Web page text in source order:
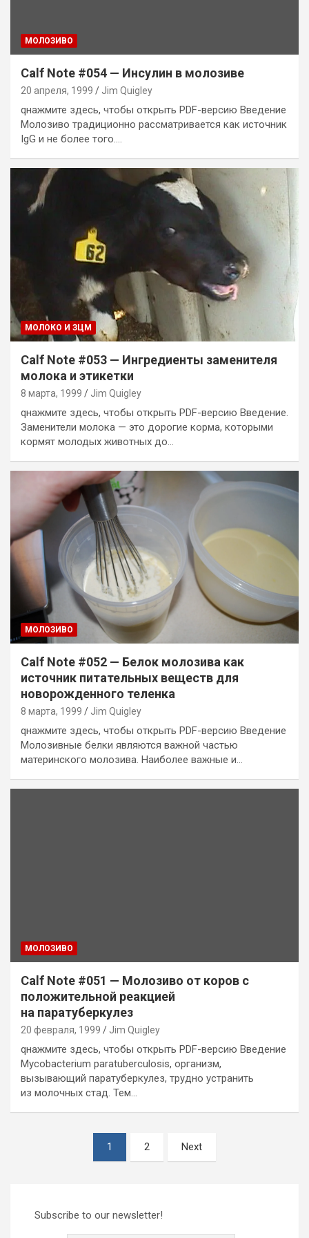
MОЛОЗИВО
Calf Note #054 — Инсулин в молозиве
20 апреля, 1999 Jim Quigley
qнажмите здесь, чтобы открыть PDF-версию Введение
Молозиво традиционно рассматривается как источник
IgG и не более того.…
МОЛОКО И ЗЦМ
Calf Note #053 — Ингредиенты заменителя
молока и этикетки
8 марта, 1999 Jim Quigley
qнажмите здесь, чтобы открыть PDF-версию Введение.
Заменители молока — это дорогие корма, которыми
кормят молодых животных до…
MОЛОЗИВО
Calf Note #052 — Белок молозива как
источник питательных веществ для
новорожденного теленка
8 марта, 1999 Jim Quigley
qнажмите здесь, чтобы открыть PDF-версию Введение
Молозивные белки являются важной частью
материнского молозива. Наиболее важные и…
MОЛОЗИВО
Calf Note #051 — Молозиво от коров с
положительной реакцией
на паратуберкулез
20 февраля, 1999 Jim Quigley
qнажмите здесь, чтобы открыть PDF-версию Введение
Mycobacterium paratuberculosis, организм,
вызывающий паратуберкулез, трудно устранить
из молочных стад. Тем…
1 2 Next
Subscribe to our newsletter!